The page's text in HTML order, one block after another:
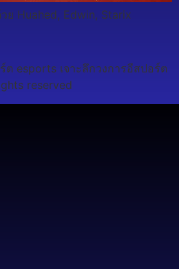
ย Huahed, Edwin, Starix
ต esports เจาะลึกวงการอีสปอร์ต
reserved